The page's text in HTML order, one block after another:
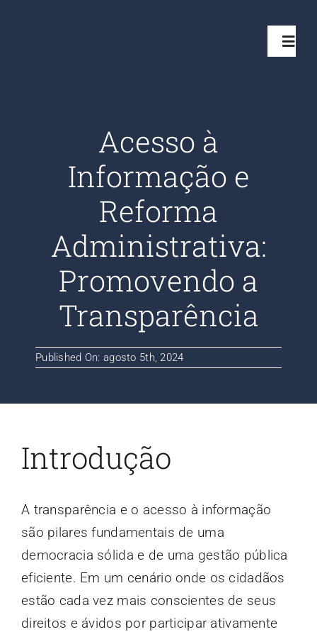
Quem somos
Clientes
Acesso à
Informação e
Reforma
Administrativa:
Promovendo a
Transparência
Published On: agosto 5th, 2024
Introdução
A transparência e o acesso à informação
são pilares fundamentais de uma
democracia sólida e de uma gestão pública
eficiente. Em um cenário onde os cidadãos
estão cada vez mais conscientes de seus
direitos e ávidos por participar ativamente